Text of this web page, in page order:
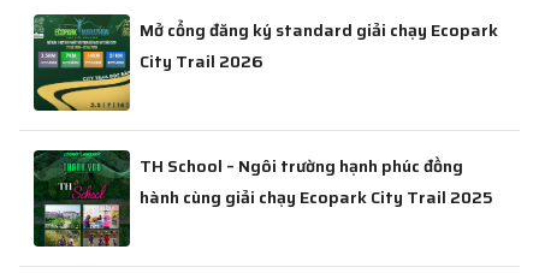
Mở cổng đăng ký standard giải chạy Ecopark
City Trail 2026
TH School – Ngôi trường hạnh phúc đồng
hành cùng giải chạy Ecopark City Trail 2025